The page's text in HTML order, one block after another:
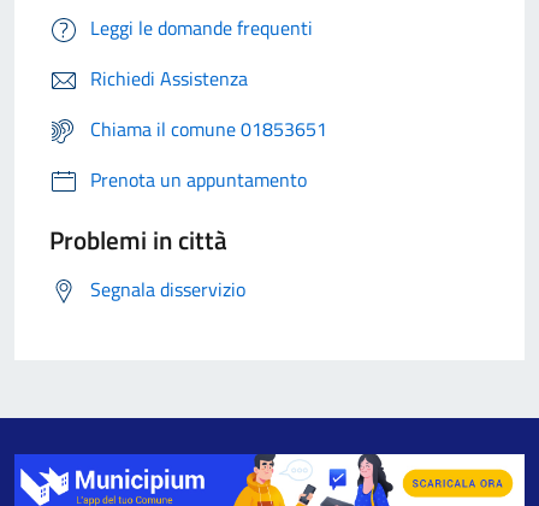
Leggi le domande frequenti
Richiedi Assistenza
Chiama il comune 01853651
Prenota un appuntamento
Problemi in città
Segnala disservizio